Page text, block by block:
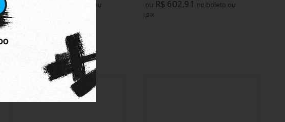
pix
ou R$ 602,91 no boleto ou
pix